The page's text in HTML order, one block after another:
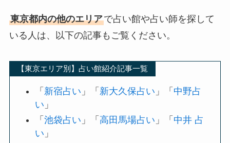
東京都内の他のエリアで占い館や占い師を探して
いる人は、以下の記事もご覧ください。
【東京エリア別】占い館紹介記事一覧
「 新宿占い 」「 新大久保占い 」「 中野占
い 」
「池袋占い 」「高田馬場占い 」「 中井 占
い 」